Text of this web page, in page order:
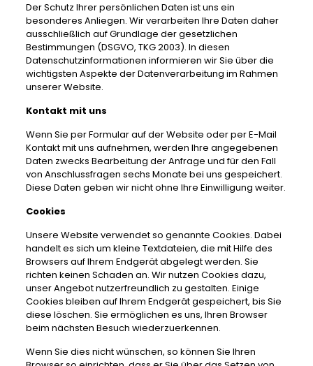
Der Schutz Ihrer persönlichen Daten ist uns ein
besonderes Anliegen. Wir verarbeiten Ihre Daten daher
ausschließlich auf Grundlage der gesetzlichen
Bestimmungen (DSGVO, TKG 2003). In diesen
Datenschutzinformationen informieren wir Sie über die
wichtigsten Aspekte der Datenverarbeitung im Rahmen
unserer Website.
Kontakt mit uns
Wenn Sie per Formular auf der Website oder per E-Mail
Kontakt mit uns aufnehmen, werden Ihre angegebenen
Daten zwecks Bearbeitung der Anfrage und für den Fall
von Anschlussfragen sechs Monate bei uns gespeichert.
Diese Daten geben wir nicht ohne Ihre Einwilligung weiter.
Cookies
Unsere Website verwendet so genannte Cookies. Dabei
handelt es sich um kleine Textdateien, die mit Hilfe des
Browsers auf Ihrem Endgerät abgelegt werden. Sie
richten keinen Schaden an. Wir nutzen Cookies dazu,
unser Angebot nutzerfreundlich zu gestalten. Einige
Cookies bleiben auf Ihrem Endgerät gespeichert, bis Sie
diese löschen. Sie ermöglichen es uns, Ihren Browser
beim nächsten Besuch wiederzuerkennen.
Wenn Sie dies nicht wünschen, so können Sie Ihren